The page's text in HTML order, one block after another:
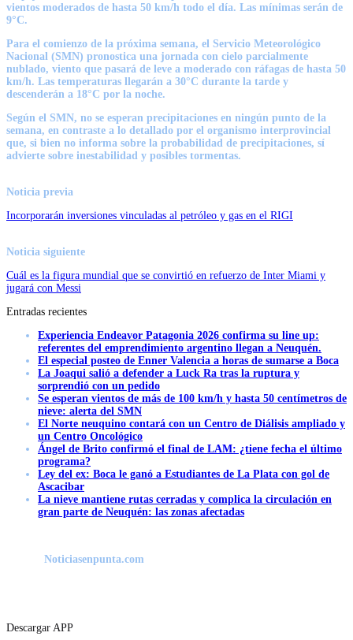
vientos moderados de hasta 50 km/h todo el día. Las mínimas serán de
9°C.
Para el comienzo de la próxima semana, el Servicio Meteorológico
Nacional (SMN) pronostica una jornada con cielo parcialmente
nublado, viento que pasará de leve a moderado con ráfagas de hasta 50
km/h. Las temperaturas llegarán a 30°C durante la tarde y
descenderán a 18°C por la noche.
Según el SMN, no se esperan precipitaciones en ningún punto de la
semana, en contraste a lo detallado por el organismo interprovincial
que, si bien no informa sobre la probabilidad de precipitaciones, sí
advierte sobre inestabilidad y posibles tormentas.
Noticia previa
Incorporarán inversiones vinculadas al petróleo y gas en el RIGI
Noticia siguiente
Cuál es la figura mundial que se convirtió en refuerzo de Inter Miami y
jugará con Messi
Entradas recientes
Experiencia Endeavor Patagonia 2026 confirma su line up:
referentes del emprendimiento argentino llegan a Neuquén.
El especial posteo de Enner Valencia a horas de sumarse a Boca
La Joaqui salió a defender a Luck Ra tras la ruptura y
sorprendió con un pedido
Se esperan vientos de más de 100 km/h y hasta 50 centímetros de
nieve: alerta del SMN
El Norte neuquino contará con un Centro de Diálisis ampliado y
un Centro Oncológico
Ángel de Brito confirmó el final de LAM: ¿tiene fecha el último
programa?
Ley del ex: Boca le ganó a Estudiantes de La Plata con gol de
Ascacibar
La nieve mantiene rutas cerradas y complica la circulación en
gran parte de Neuquén: las zonas afectadas
Noticiasenpunta.com
Descargar APP